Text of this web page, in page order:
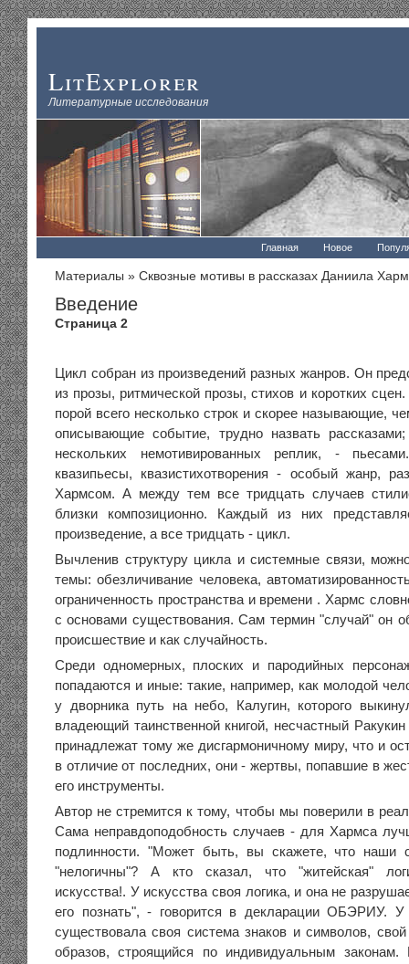
LitExplorer
Литературные исследования
Главная Новое
Материалы » Сквозные мотивы в рассказах Даниила
Введение
Страница 2
Цикл собран из произведений разных жанров. Он
из прозы, ритмической прозы, стихов и коротких
порой всего несколько строк и скорее называющие,
описывающие событие, трудно назвать
нескольких немотивированных реплик, -
квазипьесы, квазистихотворения - особый жанр,
Хармсом. А между тем все тридцать случаев
близки композиционно. Каждый из них
произведение, а все тридцать - цикл.
Вычленив структуру цикла и системные связи,
темы: обезличивание человека,
ограниченность пространства и времени . Хармс
с основами существования. Сам термин "случай" он
происшествие и как случайность.
Среди одномерных, плоских и пародийных
попадаются и иные: такие, например, как молодой
у дворника путь на небо, Калугин, которого
владеющий таинственной книгой, несчастный
принадлежат тому же дисгармоничному миру, что и
в отличие от последних, они - жертвы, попавшие в
его инструменты.
Автор не стремится к тому, чтобы мы поверили в
Сама неправдоподобность случаев - для Хармса
подлинности. "Может быть, вы скажете, что наши
"нелогичны"? А кто сказал, что "житейская"
искусства!. У искусства своя логика, и она не
его познать", - говорится в декларации ОБЭРИУ. У
существовала своя система знаков и символов,
образов, строящийся по индивидуальным законам.